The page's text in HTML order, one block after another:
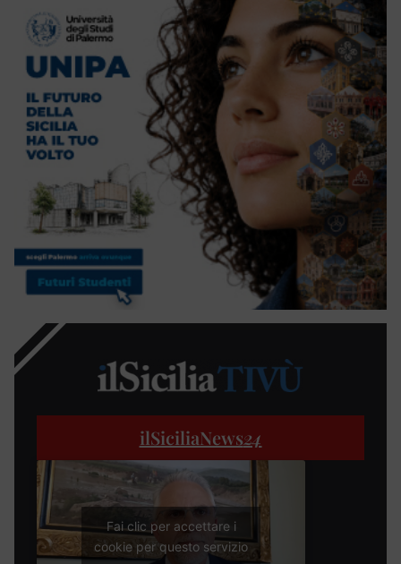
ilSiciliaNews24
Fai clic per accettare i
cookie per questo servizio